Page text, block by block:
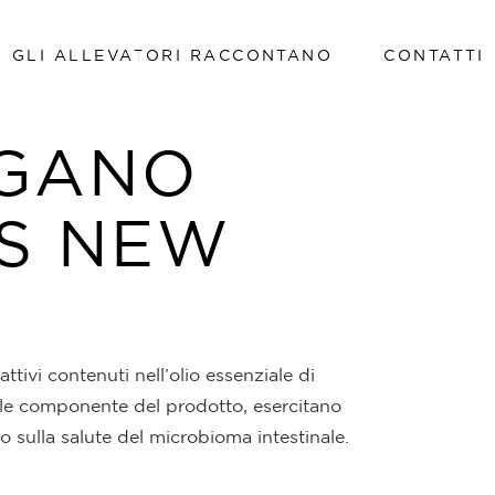
GLI ALLEVATORI RACCONTANO CONTATTI
Lavora con noi
NEW
contenuti nell’olio essenziale di
componente del prodotto, esercitano
sulla salute del microbioma intestinale.